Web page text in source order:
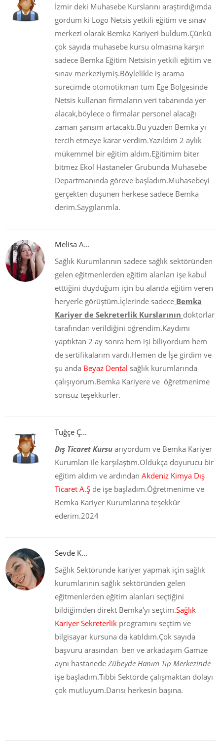
İzmir deki Muhasebe Kurslarını araştırdığımda
gördüm ki Logo Netsis yetkili eğitim ve sınav
merkezi olarak Bemka Kariyeri buldum.Çünkü
çok sayıda muhasebe kursu olmasına karşın
sadece Bemka Eğitim Netsisin yetkili eğitim ve
sınav merkeziymiş.Böylelikle iş arama
sürecimde otomotikman tüm Ege Bölgesinde
Netsis kullanan firmaların veri tabanında yer
alacak,böylece o firmalar personel alacağı
zaman şansım artacaktı.Bu yüzden Bemka yı
tercih etmeye karar verdim.Yazıldım 2 aylık
mükemmel bir eğitim aldım.Eğitimim biter
bitmez Ekol Hastaneler Grubunda Muhasebe
Departmanında göreve başladım.Muhasebeyi
gerçekten düşünen herkese sadece Bemka
derim.Saygılarımla.
Melisa A...
Sağlık Kurumlarının sadece sağlık sektöründen
gelen eğitmenlerden eğitim alanları işe kabul
etttiğini duyduğum için bu alanda eğitim veren
heryerle görüştüm.İçlerinde sadece Bemka
Kariyer de Sekreterlik Kurslarının doktorlar
tarafından verildiğini öğrendim.Kaydımı
yaptıktan 2 ay sonra hem işi biliyordum hem
de sertifikalarım vardı.Hemen de İşe girdim ve
şu anda Beyaz Dental sağlık kurumlarında
çalışıyorum.Bemka Kariyere ve öğretmenime
sonsuz teşekkürler.
Tuğçe Ç...
Dış Ticaret Kursu arıyordum ve Bemka Kariyer
Kurumları ile karşılaştım.Oldukça doyurucu bir
eğitim aldım ve ardındanAkdeniz Kimya Dış
Ticaret A.Ş de işe başladım.Öğretmenime ve
Bemka Kariyer Kurumlarına teşekkür
ederim.2024
Sevde K...
Sağlık Sektöründe kariyer yapmak için sağlık
kurumlarının sağlık sektöründen gelen
eğitmenlerden eğitim alanları seçtiğini
bildiğimden direkt Bemka'yı seçtim.Sağlık
Kariyer Sekreterlik programını seçtim ve
bilgisayar kursuna da katıldım.Çok sayıda
başvuru arasından ben ve arkadaşım Gamze
aynı hastanedeZübeyde Hanım Tıp Merkezinde
işe başladım.Tıbbi Sektörde çalışmaktan dolayı
çok mutluyum.Darısı herkesin başına.